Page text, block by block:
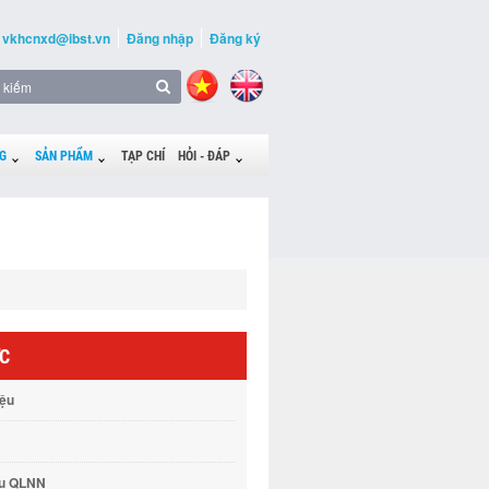
vkhcnxd@ibst.vn Đăng nhập Đăng ký
SẢN PHẨM TẠP CHÍ HỎI - ĐÁP
QLNN